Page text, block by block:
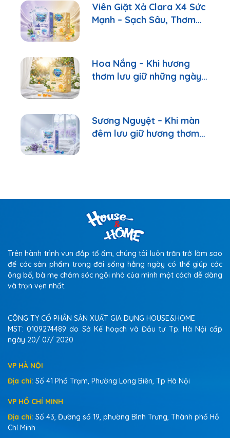
Viên Giặt Xả Clara X4 Sức
Mạnh – Sạch Sâu, Thơm
Hoa Nắng – Khi hương
thơm lưu giữ những ngày
Sương Nguyệt – Khi màn
đêm lưu giữ hương thơm
Trên hành trình vun đắp tổ ấm, chúng tôi luôn trăn trở làm sao
để các sản phẩm trong đời sống hằng ngày có thể giúp các
ông bố, bà mẹ chăm sóc ngôi nhà của mình một cách dễ dàng
và trọn vẹn nhất.
CÔNG TY CỔ PHẦN SẢN XUẤT GIA DỤNG HOUSE&HOME
MST: 0109274489 do Sở Kế hoạch và Đầu tư Tp. Hà Nội cấp
ngày 20/ 07/ 2020
VP HÀ NỘI
Địa chỉ: Số 41 Phố Trạm, Phường Long Biên, Tp Hà Nội
VP HỒ CHÍ MINH
Địa chỉ: Số 43, Đường số 19, phường Bình Trưng, Thành phố Hồ
Chí Minh